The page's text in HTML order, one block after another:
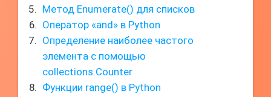
Метод Enumerate() для списков
Оператор «and» в Python
Определение наиболее частого
элемента с помощью
collections.Counter
Функции range() в Python